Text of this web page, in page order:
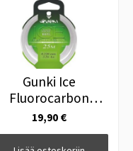
Gunki Ice
Fluorocarbon
0.64mm 24,08kg
20m
19,90 €